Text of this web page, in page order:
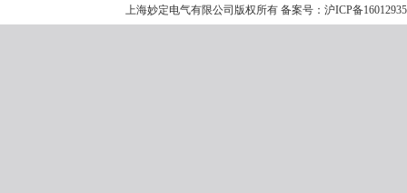
上海妙定电气有限公司版权所有 备案号： 沪ICP备